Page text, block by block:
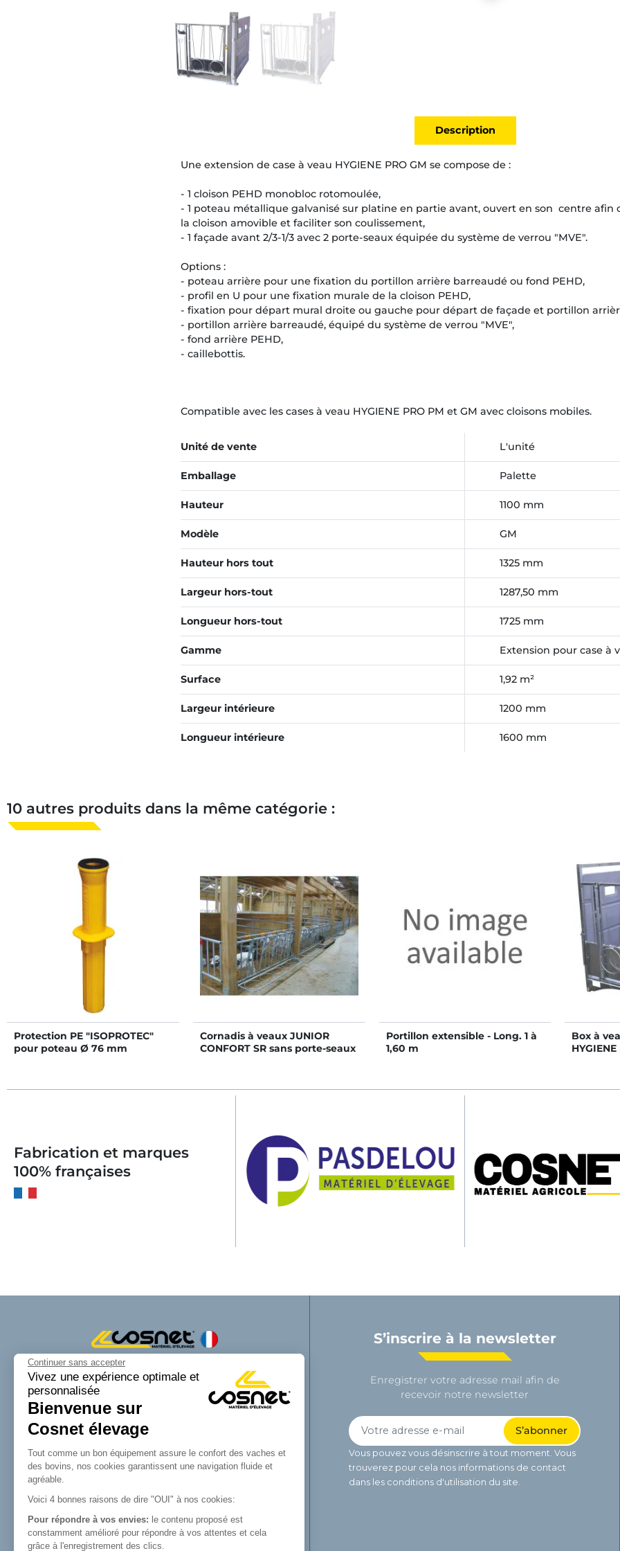
Continuer sans accepter
Vivez une expérience optimale et
personnalisée
Bienvenue sur
Cosnet élevage
Tout comme un bon équipement assure le confort des vaches et
des bovins, nos cookies garantissent une navigation fluide et
agréable.
Voici 4 bonnes raisons de dire "OUI" à nos cookies:
Pour répondre à vos envies: le contenu proposé est
constamment amélioré pour répondre à vos attentes et cela
grâce à l'enregistrement des clics.
Description
Une extension de case à veau HYGIENE PRO GM se compose de :
- 1 cloison PEHD monobloc rotomoulée,
- 1 poteau métallique galvanisé sur platine en partie avant, ouvert en son centre afin
la cloison amovible et faciliter son coulissement,
- 1 façade avant 2/3-1/3 avec 2 porte-seaux équipée du système de verrou "MVE".
Options :
- poteau arrière pour une fixation du portillon arrière barreaudé ou fond PEHD,
- profil en U pour une fixation murale de la cloison PEHD,
- fixation pour départ mural droite ou gauche pour départ de façade et portillon
- portillon arrière barreaudé, équipé du système de verrou "MVE",
- fond arrière PEHD,
- caillebottis.
Compatible avec les cases à veau HYGIENE PRO PM et GM avec cloisons mobiles.
Unité de vente L'unité
Emballage Palette
Hauteur 1100 mm
Modèle GM
Hauteur hors tout 1325 mm
Largeur hors-tout 1287,50 mm
Longueur hors-tout 1725 mm
Gamme Extension pour case à
Surface 1,92 m²
Largeur intérieure 1200 mm
Longueur intérieure 1600 mm
10 autres produits dans la même catégorie :
Protection PE "ISOPROTEC"
pour poteau Ø 76 mm
Cornadis à veaux JUNIOR
CONFORT SR sans porte-seaux
Portillon extensible - Long. 1 à
1,60 m
Box à
Fabrication et marques
100% françaises
Cosnet matériel d’élevage est une marque
de la SAS Cosnet. Spécialisée dans la
conception et la fabrication d’équipements
tubulaires pour les bâtiments d’élevage.
Reconnue pour son savoir-faire dans la
fabrication de râteliers de prairie de
barrières, de cornadis et de logettes.
Avec Cosnet, vous faîtes le choix d’un
innovant et de qualité. Vous trouverez tout
le nécessaire pour équiper votre bâtiment
d’élevage.
S’inscrire à la newsletter
Enregistrer votre adresse mail afin de
recevoir notre newsletter
Vous pouvez vous désinscrire à tout moment. Vous
trouverez pour cela nos informations de contact
dans les conditions d'utilisation du site.